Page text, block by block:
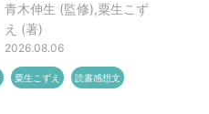
青木伸生 (監修),粟生こず
え (著)
2026.08.06
粟生こずえ 読書感想文